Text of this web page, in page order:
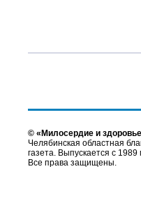
© «Милосердие и
Челябинская областная
газета. Выпускается с 1989
Все права защищены.